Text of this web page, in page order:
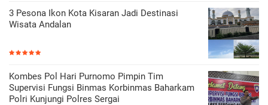
3 Pesona Ikon Kota Kisaran Jadi Destinasi
Wisata Andalan
Kombes Pol Hari Purnomo Pimpin Tim
Supervisi Fungsi Binmas Korbinmas Baharkam
Polri Kunjungi Polres Sergai